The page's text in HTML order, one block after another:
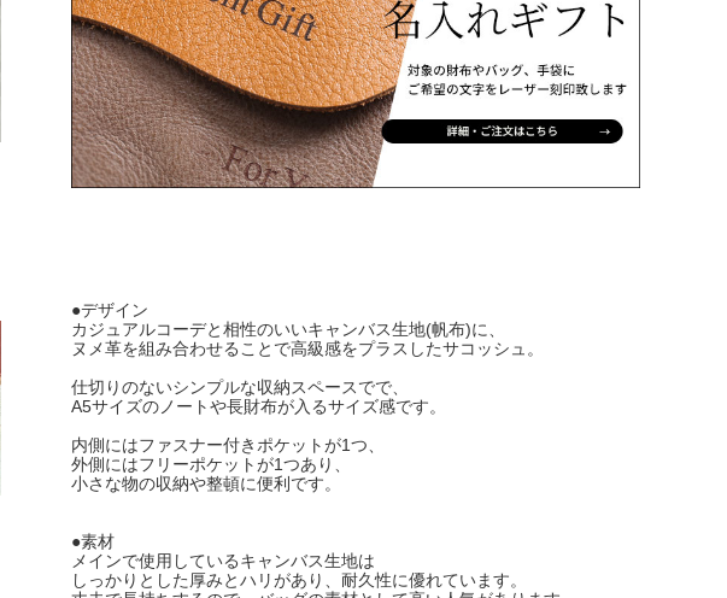
●デザイン
カジュアルコーデと相性のいいキャンバス生地(帆布)に、
ヌメ革を組み合わせることで高級感をプラスしたサコッシュ。
仕切りのないシンプルな収納スペースでで、
A5サイズのノートや長財布が入るサイズ感です。
内側にはファスナー付きポケットが1つ、
外側にはフリーポケットが1つあり、
小さな物の収納や整頓に便利です。
●素材
メインで使用しているキャンバス生地は
しっかりとした厚みとハリがあり、耐久性に優れています。